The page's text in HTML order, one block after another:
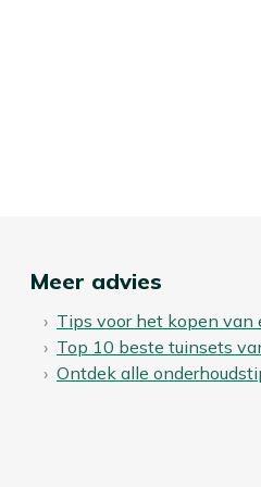
Meer advies
Tips voor het kopen van
Top 10 beste tuinsets
Ontdek alle